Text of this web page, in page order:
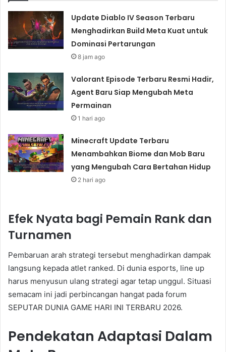
Update Diablo IV Season Terbaru
Menghadirkan Build Meta Kuat untuk
Dominasi Pertarungan
8 jam ago
Valorant Episode Terbaru Resmi Hadir,
Agent Baru Siap Mengubah Meta
Permainan
1 hari ago
Minecraft Update Terbaru
Menambahkan Biome dan Mob Baru
yang Mengubah Cara Bertahan Hidup
2 hari ago
Efek Nyata bagi Pemain Rank dan
Turnamen
Pembaruan arah strategi tersebut menghadirkan dampak
langsung kepada atlet ranked. Di dunia esports, line up
harus menyusun ulang strategi agar tetap unggul. Situasi
semacam ini jadi perbincangan hangat pada forum
SEPUTAR DUNIA GAME HARI INI TERBARU 2026.
Pendekatan Adaptasi Dalam